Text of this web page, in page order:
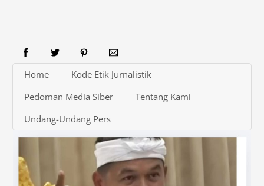
Home
Kode Etik Jurnalistik
Pedoman Media Siber
Tentang Kami
Undang-Undang Pers